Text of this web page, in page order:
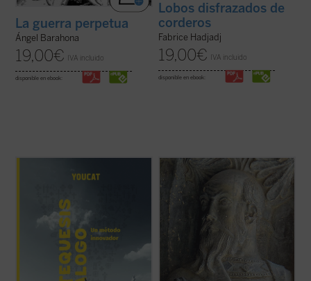
La guerra perpetua
Ángel Barahona
19,00€ IVA incluido
disponible en ebook:
Lobos disfrazados de
corderos
Fabrice Hadjadj
19,00€ IVA incluido
disponible en ebook:
es el manual para todo el que
profunda en la gente joven. Una
introducción general a la catequesis
moderna, pero ...(ver ficha)
Los ojos de la
continúa representando una concepción
teológica muy significativa en la historia
moderna de las explicaciones acerca de la
fe cristiana. En medio de la multiplicidad de
estas, centradas unas ...